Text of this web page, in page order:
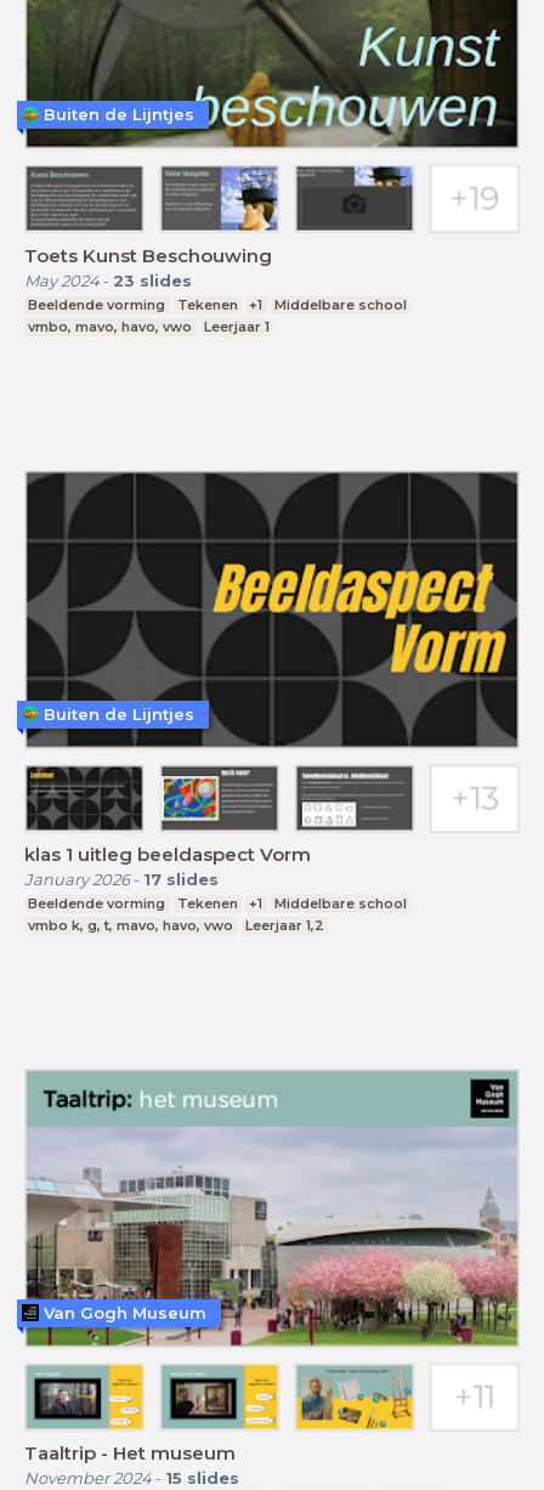
Toets Kunst Beschouwing
May 2024- 23 slides
Beeldende vorming Tekenen +1
Middelbare school
vmbo, mavo, havo, vwo
Leerjaar 1
Buiten de Lijntjes
klas 1 uitleg beeldaspect Vorm
January 2026- 17 slides
Beeldende vorming Tekenen +1
Middelbare school
vmbo k, g, t, mavo, havo, vwo
Leerjaar 1,2
Buiten de Lijntjes
Taaltrip - Het museum
November 2024- 15 slides
Van Gogh Museum